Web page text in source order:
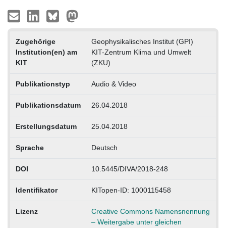
Zugehörige
Institution(en) am
KIT
Geophysikalisches Institut (GPI)
KIT-Zentrum Klima und Umwelt
(ZKU)
Publikationstyp Audio & Video
Publikationsdatum 26.04.2018
Erstellungsdatum 25.04.2018
Sprache Deutsch
DOI 10.5445/DIVA/2018-248
Identifikator KITopen-ID: 1000115458
Lizenz
Creative Commons Namensnennung
– Weitergabe unter gleichen